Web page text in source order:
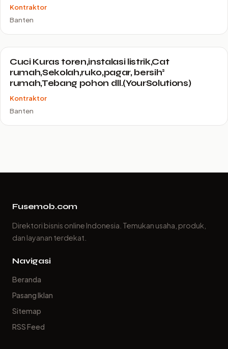
Kontraktor
Banten
Cuci Kuras toren,instalasi listrik,Cat
rumah,Sekolah,ruko,pagar, bersih²
rumah,Tebang pohon dll.(YourSolutions)
Kontraktor
Banten
Fusemob.com
Direktori bisnis online Indonesia. Temukan usaha, produk,
dan layanan terdekat.
Navigasi
Beranda
Pasang Iklan
Sitemap
RSS Feed